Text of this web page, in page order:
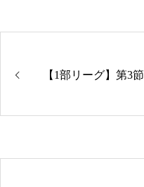
【1部リーグ】第3節